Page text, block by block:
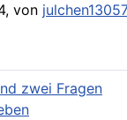
von
zwei Fragen